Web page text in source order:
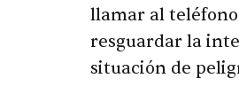
llamar al
resguardar la
situación de